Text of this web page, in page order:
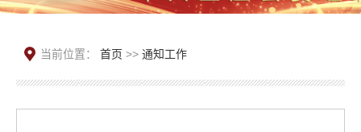
当前位置： 首页 >> 通知工作